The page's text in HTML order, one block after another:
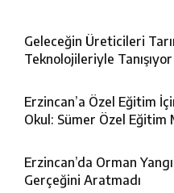
Geleceğin Üreticileri
Teknolojileriyle Tanışıyor
Erzincan’a Özel Eğitim
Okul: Sümer Özel Eğitim
Erzincan’da Orman
Gerçeğini Aratmadı